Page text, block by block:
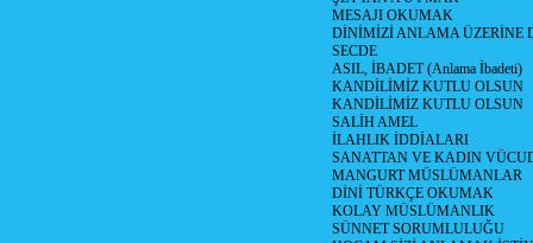
MESAJI OKUMAK
DİNİMİZİ ANLAMA ÜZERİNE
SECDE
ASIL, İBADET (Anlama İbadeti)
KANDİLİMİZ KUTLU OLSUN
KANDİLİMİZ KUTLU OLSUN
SALİH AMEL
İLAHLIK İDDİALARI
SANATTAN VE KADIN
MANGURT MÜSLÜMANLAR
DİNİ TÜRKÇE OKUMAK
KOLAY MÜSLÜMANLIK
SÜNNET SORUMLULUĞU